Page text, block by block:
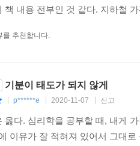
책 내용 전부인 것 같다. 지하철
를 추천합니다.
기분이 태도가 되지 않게
p******e 2020-11-07 신고
옳다. 심리학을 공부할 때, 내게
이유가 잘 적혀져 있어서 그대